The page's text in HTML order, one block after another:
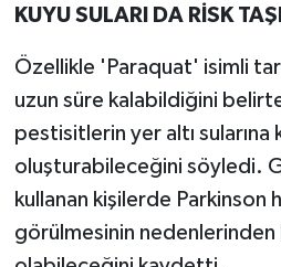
KUYU SULARI DA RİSK
Özellikle 'Paraquat' isimli
uzun süre kalabildiğini
pestisitlerin yer altı sularına
oluşturabileceğini söyledi.
kullanan kişilerde Parkinson
görülmesinin nedenlerinden